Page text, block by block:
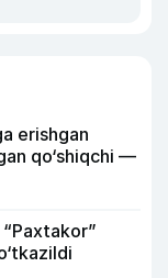
erishgan
qo‘shiqchi —